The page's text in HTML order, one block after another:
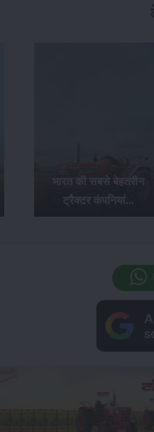
रोटावेटर उपकरण क्या होता
है? इसका क्या उपयोग है?...